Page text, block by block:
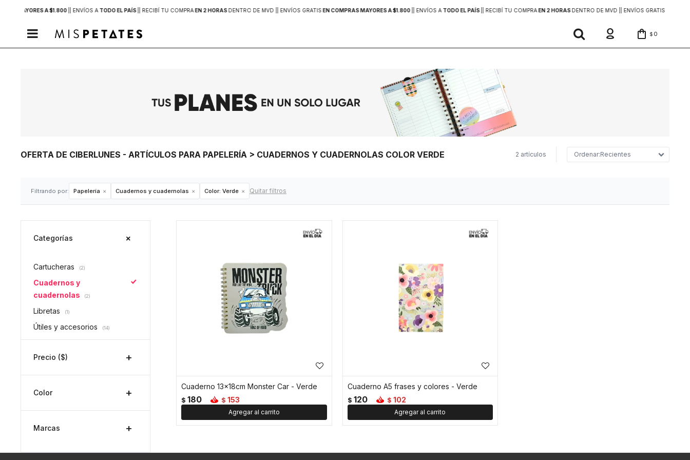
MAYORES A $1.800 | ENVÍOS A TODO EL PAÍS | RECIBÍ TU COMPRAEN 2 HORASDENTRO DE MVD | | ENVÍOS GRATISEN COMPRAS MAYORES A $1.800 | ENVÍOS A TODO EL PAÍS | RECIBÍ TU COMPRAEN 2 HORASDENTRO DE MVD | | ENVÍOS GRATIS
 $ 0
OFERTA DE CIBERLUNES - ARTÍCULOS PARA PAPELERÍA > CUADERNOS Y CUADERNOLAS COLOR VERDE 2 artículos Recientes
Filtrando por: Papelería Cuadernos y cuadernolas Color: Verde Quitar filtros
Cuaderno 13x18cm Monster Car - Verde
$ 180 $ 153
Cuaderno A5 frases y colores - Verde
$ 120 $ 102
Categorías
Cartucheras (2)
Cuadernos y
cuadernolas
(2)
Libretas (1)
Útiles y accesorios (14)
Precio ($)
Color
Marcas